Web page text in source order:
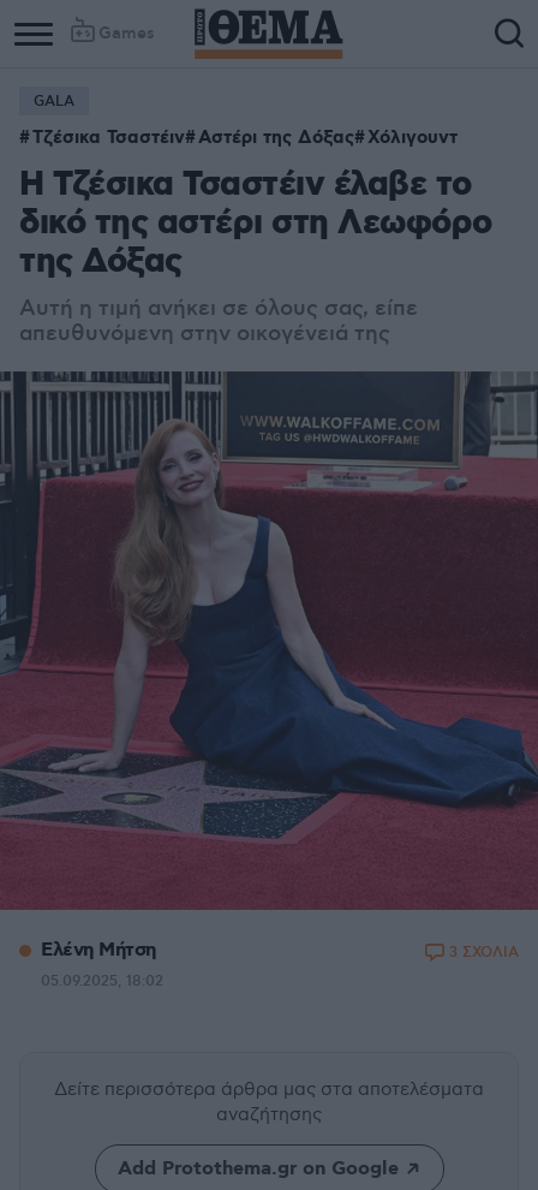
Games
GALA
Τζέσικα Τσαστέιν Αστέρι της Δόξας Χόλιγουντ
Η Τζέσικα Τσαστέιν έλαβε το
δικό της αστέρι στη Λεωφόρο
της Δόξας
Αυτή η τιμή ανήκει σε όλους σας, είπε
απευθυνόμενη στην οικογένειά της
Ελένη Μήτση
05.09.2025, 18:02
3 ΣΧΟΛΙΑ
Δείτε περισσότερα άρθρα μας στα αποτελέσματα
αναζήτησης
Add Protothema.gr on Google